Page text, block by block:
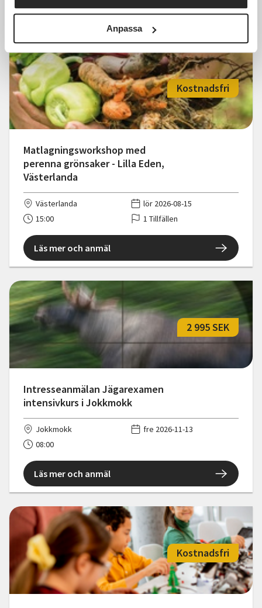
Anpassa
Läs mer och anmäl
Matlagningsworkshop med
perenna grönsaker - Lilla Eden,
Västerlanda
Kostnadsfri
Västerlanda
lör 2026-08-15
15:00
1 Tillfällen
Läs mer och anmäl
Intresseanmälan Jägarexamen
intensivkurs i Jokkmokk
2 995 SEK
Jokkmokk
fre 2026-11-13
08:00
Läs mer och anmäl
Kostnadsfri